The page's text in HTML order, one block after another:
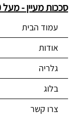
סככות מעיין - מעל 40 שנות ניסיון!
עמוד הבית
אודות
גלריה
בלוג
צרו קשר